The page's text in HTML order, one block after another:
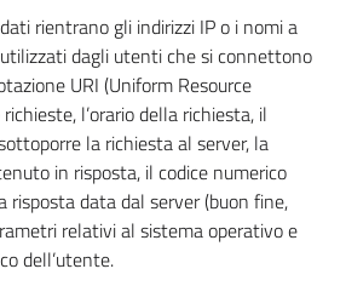
rientrano gli indirizzi IP o i nomi a
dagli utenti che si connettono
URI (Uniform Resource
l’orario della richiesta, il
la richiesta al server, la
in risposta, il codice numerico
data dal server (buon fine,
relativi al sistema operativo e
dell’utente.